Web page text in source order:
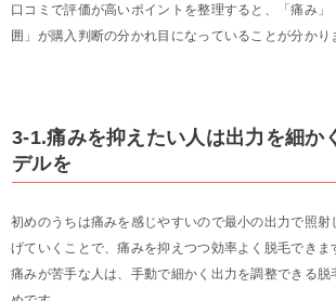
口コミで評価が高いポイントを整理すると、「痛み
囲」が購入判断の分かれ目になっていることが分かり
3-1.痛みを抑えたい人は出力を細か
デルを
初めのうちは痛みを感じやすいので最小の出力で照射
げていくことで、痛みを抑えつつ効率よく脱毛できま
痛みが苦手な人は、手動で細かく出力を調整できる脱